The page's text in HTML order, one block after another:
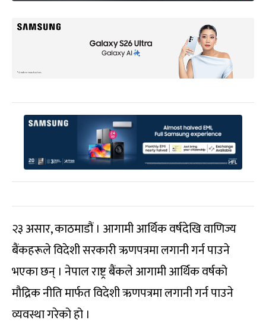
२३ असार, काठमाडौं । आगामी आर्थिक वर्षदेखि वाणिज्य
बैंकहरूले विदेशी सरकारी ऋणपत्रमा लगानी गर्न पाउने
भएका छन् । नेपाल राष्ट्र बैंकले आगामी आर्थिक वर्षको
मौद्रिक नीति मार्फत विदेशी ऋणपत्रमा लगानी गर्न पाउने
व्यवस्था गरेको हो ।